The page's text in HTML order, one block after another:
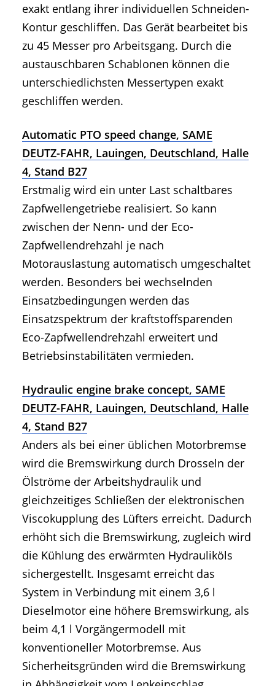
exakt entlang ihrer individuellen Schneiden-
Kontur geschliffen. Das Gerät bearbeitet bis
zu 45 Messer pro Arbeitsgang. Durch die
austauschbaren Schablonen können die
unterschiedlichsten Messertypen exakt
geschliffen werden.
Automatic PTO speed change, SAME
DEUTZ-FAHR, Lauingen, Deutschland, Halle
4, Stand B27
Erstmalig wird ein unter Last schaltbares
Zapfwellengetriebe realisiert. So kann
zwischen der Nenn- und der Eco-
Zapfwellendrehzahl je nach
Motorauslastung automatisch umgeschaltet
werden. Besonders bei wechselnden
Einsatzbedingungen werden das
Einsatzspektrum der kraftstoffsparenden
Eco-Zapfwellendrehzahl erweitert und
Betriebsinstabilitäten vermieden.
Hydraulic engine brake concept, SAME
DEUTZ-FAHR, Lauingen, Deutschland, Halle
4, Stand B27
Anders als bei einer üblichen Motorbremse
wird die Bremswirkung durch Drosseln der
Ölströme der Arbeitshydraulik und
gleichzeitiges Schließen der elektronischen
Viscokupplung des Lüfters erreicht. Dadurch
erhöht sich die Bremswirkung, zugleich wird
die Kühlung des erwärmten Hydrauliköls
sichergestellt. Insgesamt erreicht das
System in Verbindung mit einem 3,6 l
Dieselmotor eine höhere Bremswirkung, als
beim 4,1 l Vorgängermodell mit
konventioneller Motorbremse. Aus
Sicherheitsgründen wird die Bremswirkung